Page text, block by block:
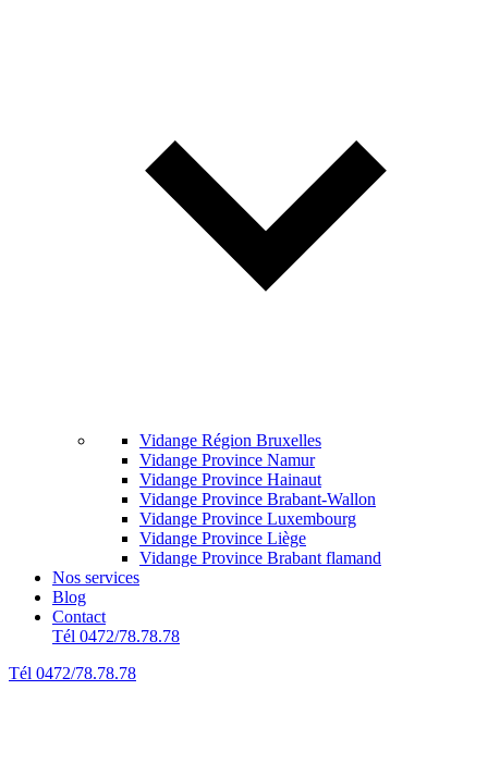
Vidange Région Bruxelles
Vidange Province Namur
Vidange Province Hainaut
Vidange Province Brabant-Wallon
Vidange Province Luxembourg
Vidange Province Liège
Vidange Province Brabant flamand
Nos services
Blog
Contact
Tél 0472/78.78.78
Tél 0472/78.78.78